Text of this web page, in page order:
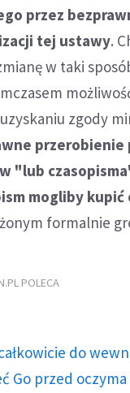
przez
tej ustawy.
w taki
zgody
"lub
mogliby
formalnie
POLECA
do
Go przed